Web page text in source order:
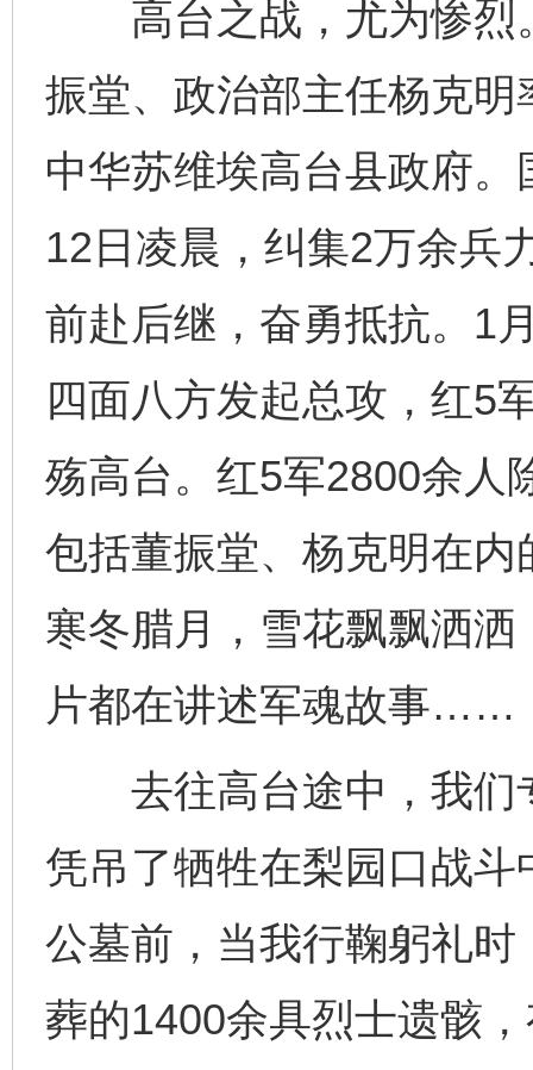
高台之战，尤为惨烈
振堂、政治部主任杨克
中华苏维埃高台县政府
12日凌晨，纠集2万余兵
前赴后继，奋勇抵抗。1
四面八方发起总攻，红5
殇高台。红5军2800余人
包括董振堂、杨克明在
寒冬腊月，雪花飘飘洒
片都在讲述军魂故事……
去往高台途中，我们
凭吊了牺牲在梨园口战
公墓前，当我行鞠躬礼
葬的1400余具烈士遗骸